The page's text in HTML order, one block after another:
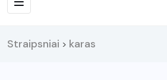
Straipsniai > karas